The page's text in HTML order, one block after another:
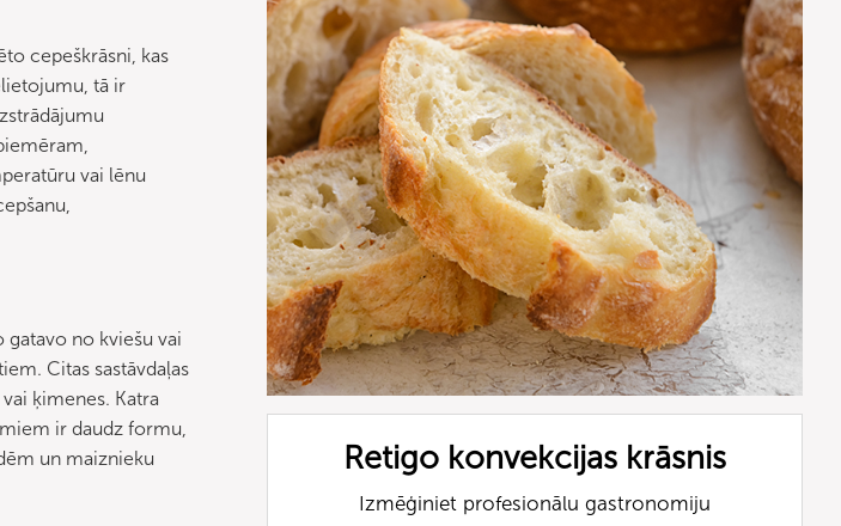
cepeškrāsni, kas
tā ir
vai lēnu
no kviešu vai
Citas sastāvdaļas
ķimenes. Katra
ir daudz formu,
un maiznieku
Retigo konvekcijas krāsnis
Izmēģiniet profesionālu gastronomiju